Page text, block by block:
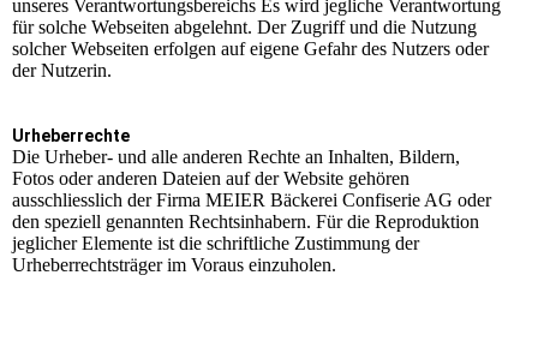
unseres Verantwortungsbereichs Es wird jegliche Verantwortung
für solche Webseiten abgelehnt. Der Zugriff und die Nutzung
solcher Webseiten erfolgen auf eigene Gefahr des Nutzers oder
der Nutzerin.
Urheberrechte
Die Urheber- und alle anderen Rechte an Inhalten, Bildern,
Fotos oder anderen Dateien auf der Website gehören
ausschliesslich der Firma MEIER Bäckerei Confiserie AG oder
den speziell genannten Rechtsinhabern. Für die Reproduktion
jeglicher Elemente ist die schriftliche Zustimmung der
Urheberrechtsträger im Voraus einzuholen.